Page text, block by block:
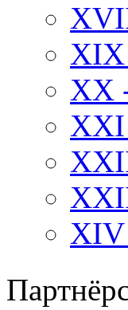
XIX
XX
XXI
XIV